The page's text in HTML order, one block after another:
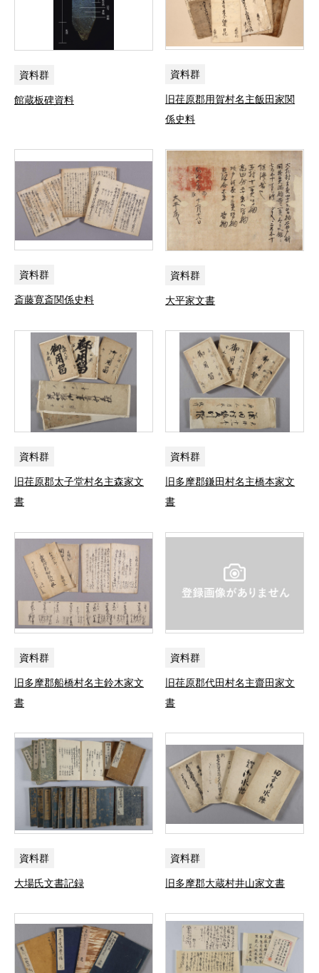
資料群
館蔵板碑資料
資料群
旧荏原郡用賀村名主飯田家関
係史料
資料群
斎藤寛斎関係史料
資料群
大平家文書
資料群
旧荏原郡太子堂村名主森家文
書
資料群
旧多摩郡鎌田村名主橋本家文
書
資料群
旧多摩郡船橋村名主鈴木家文
書
資料群
旧荏原郡代田村名主齋田家文
書
資料群
大場氏文書記録
資料群
旧多摩郡大蔵村井山家文書